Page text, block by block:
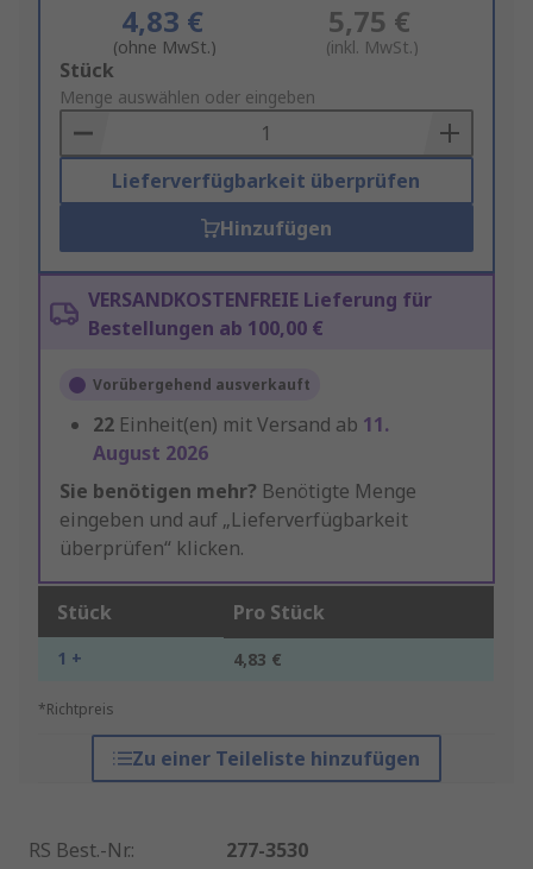
4,83 €
(ohne MwSt.)
5,75 €
(inkl. MwSt.)
Add
to
Basket
Stück
Menge auswählen oder eingeben
Lieferverfügbarkeit überprüfen
Hinzufügen
VERSANDKOSTENFREIE Lieferung für
Bestellungen ab 100,00 €
Vorübergehend ausverkauft
22 Einheit(en) mit Versand ab 11.
August 2026
Sie benötigen mehr? Benötigte Menge
eingeben und auf „Lieferverfügbarkeit
überprüfen“ klicken.
Stück Pro Stück
1 + 4,83 €
*Richtpreis
Zu einer Teileliste hinzufügen
RS Best.-Nr.:
277-3530